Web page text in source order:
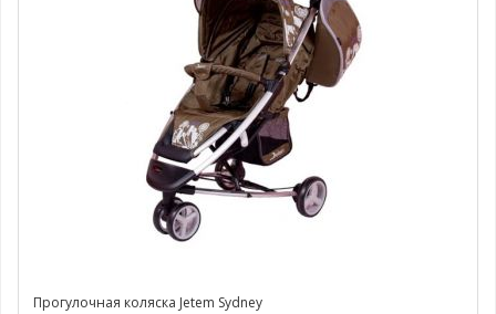
Прогулочная коляска Jetem Sydney